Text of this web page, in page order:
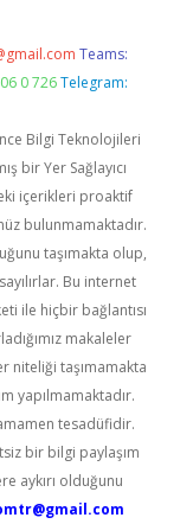
Teams:
0 726 Telegram:
Bilgi Teknolojileri
bir Yer Sağlayıcı
içerikleri proaktif
bulunmamaktadır.
taşımakta olup,
Bu internet
ile hiçbir bağlantısı
makaleler
niteliği taşımamakta
yapılmamaktadır.
tesadüfidir.
bir bilgi paylaşım
aykırı olduğunu